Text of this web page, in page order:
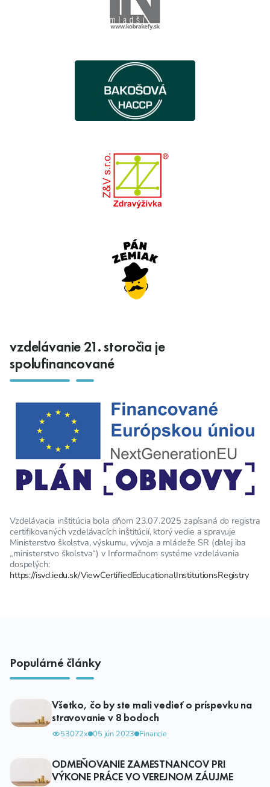
vzdelávanie 21. storočia je
spolufinancované
Vzdelávacia inštitúcia bola dňom 23.07.2025 zapísaná do registra
certifikovaných vzdelávacích inštitúcií, ktorý vedie a spravuje
Ministerstvo školstva, výskumu, vývoja a mládeže SR (ďalej iba
„ministerstvo školstva“) v Informačnom systéme vzdelávania
dospelých:
https://isvd.iedu.sk/ViewCertifiedEducationalInstitutionsRegistry
Populárné články
Všetko, čo by ste mali vedieť o príspevku na
stravovanie v 8 bodoch
53072x 05 jún 2023 Financie
ODMEŇOVANIE ZAMESTNANCOV PRI
VÝKONE PRÁCE VO VEREJNOM ZÁUJME